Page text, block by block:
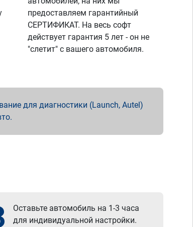
предоставляем гарантийный
СЕРТИФИКАТ. На весь софт
действует гарантия 5 лет - он не
"слетит" с вашего автомобиля.
для диагностики (Launch, Autel)
Оставьте автомобиль на 1-3 часа
для индивидуальной настройки.